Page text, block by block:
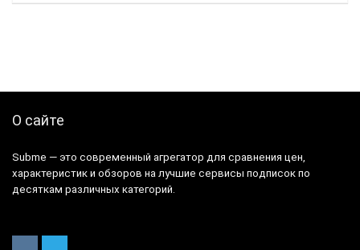
О сайте
Subme — это современный агрегатор для сравнения цен,
характеристик и обзоров на лучшие сервисы подписок по
десяткам различных категорий.